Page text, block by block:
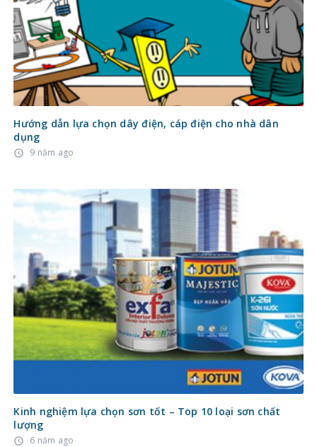
Hướng dẫn lựa chọn dây điện, cáp điện cho nhà dân
dụng
access_time 9 năm ago
Kinh nghiệm lựa chọn sơn tốt – Top 10 loại sơn chất
lượng
access_time 6 năm ago